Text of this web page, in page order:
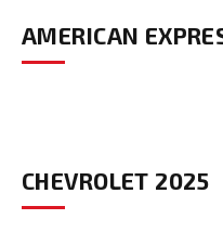
AMERICAN
CHEVROLET 2025